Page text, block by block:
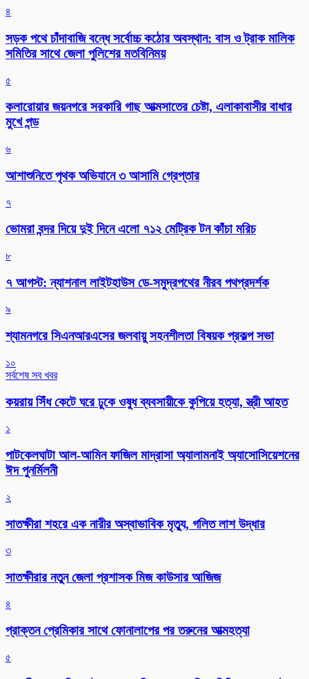
৪
সড়ক পথে চাঁদাবাজি বন্ধে সর্বোচ্চ কঠোর অবস্থান: বাস ও ট্রাক মালিক
সমিতির সাথে জেলা পুলিশের মতবিনিময়
৫
কলারোয়ার জয়নগরে সরকারি গাছ আত্মসাতের চেষ্টা, এলাকাবাসীর বাধার
মুখে পন্ড
৬
আশাশুনিতে পৃথক অভিযানে ৩ আসামি গ্রেপ্তার
৭
ভোমরা বন্দর দিয়ে দুই দিনে এলো ৭১২ মেট্রিক টন কাঁচা মরিচ
৮
৭ আগস্ট: ন্যাশনাল লাইটহাউস ডে-সমুদ্রপথের নীরব পথপ্রদর্শক
৯
শ্যামনগরে সিএনআরএসের জলবায়ু সহনশীলতা বিষয়ক প্রকল্প সভা
১০
সর্বশেষ সব খবর
কয়রায় সিঁধ কেটে ঘরে ঢুকে ওষুধ ব্যবসায়ীকে কুপিয়ে হত্যা, স্ত্রী আহত
১
পাটকেলঘাটা আল-আমিন ফাজিল মাদ্রাসা অ্যালামনাই অ্যাসোসিয়েশনের
ঈদ পুনর্মিলনী
২
সাতক্ষীরা শহরে এক নারীর অস্বাভাবিক মৃত্যু, গলিত লাশ উদ্ধার
৩
সাতক্ষীরার নতুন জেলা প্রশাসক মিজ কাউসার আজিজ
৪
প্রাক্তন প্রেমিকার সাথে ফোনালাপের পর তরুনের আত্মহত্যা
৫